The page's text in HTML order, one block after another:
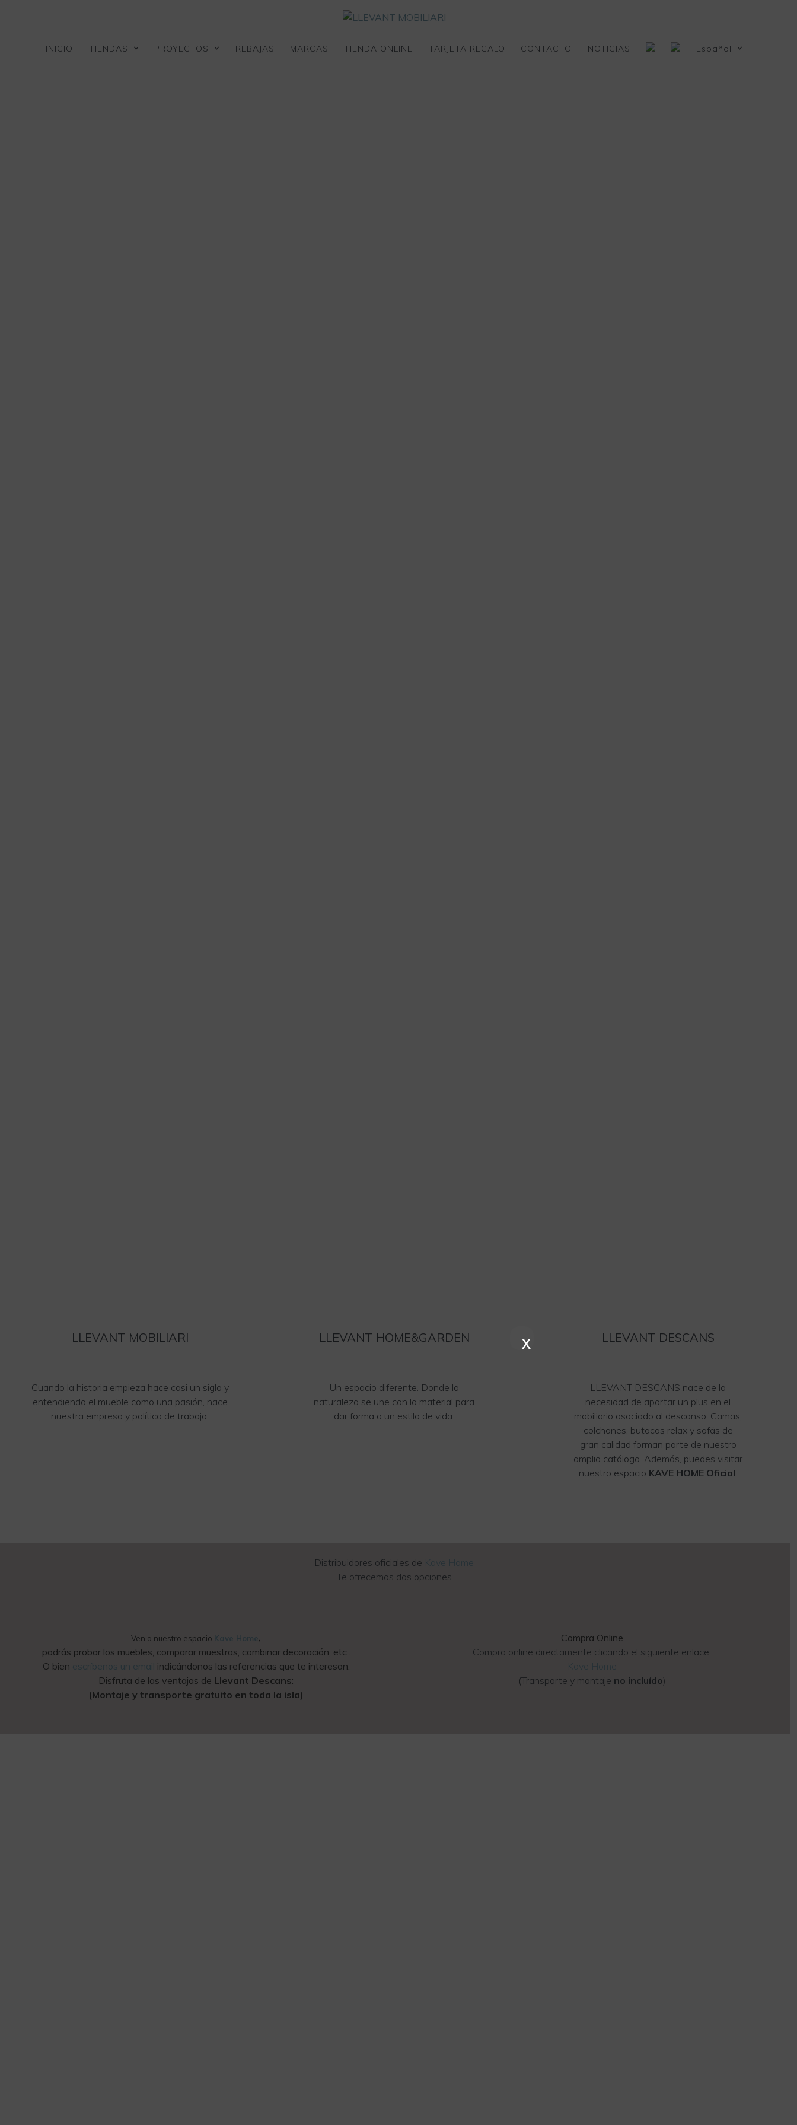
INICIO TIENDAS PROYECTOS REBAJAS MARCAS TIENDA ONLINE TARJETA REGALO CONTACTO NOTICIAS Español
LLEVANT MOBILIARI
Cuando la historia empieza hace casi un siglo y
entendiendo el mueble como una pasión, nace
nuestra empresa y política de trabajo.
LLEVANT HOME&GARDEN
Un espacio diferente. Donde la
naturaleza se une con lo material para
dar forma a un estilo de vida.
LLEVANT DESCANS
LLEVANT DESCANS nace de la
necesidad de aportar un plus en el
mobiliario asociado al descanso. Camas,
colchones, butacas relax y sofás de
gran calidad forman parte de nuestro
amplio catálogo. Además, puedes visitar
nuestro espacio KAVE HOME Oficial.
Distribuidores oficiales de Kave Home
Te ofrecemos dos opciones
Ven a nuestro espacio Kave Home,
podrás probar los muebles, comparar muestras, combinar decoración, etc..
O bien escríbenos un email indicándonos las referencias que te interesan.
Disfruta de las ventajas de Llevant Descans:
(Montaje y transporte gratuito en toda la isla)
Compra Online
Compra online directamente clicando el siguiente enlace:
Kave Home
(Transporte y montaje no incluído)
X